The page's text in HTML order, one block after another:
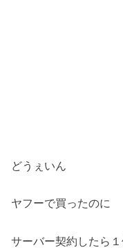
どうぇいん
ヤフーで買ったのに
サーバー契約したら